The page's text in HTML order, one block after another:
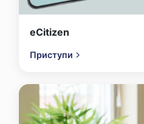
eCitizen
Приступи